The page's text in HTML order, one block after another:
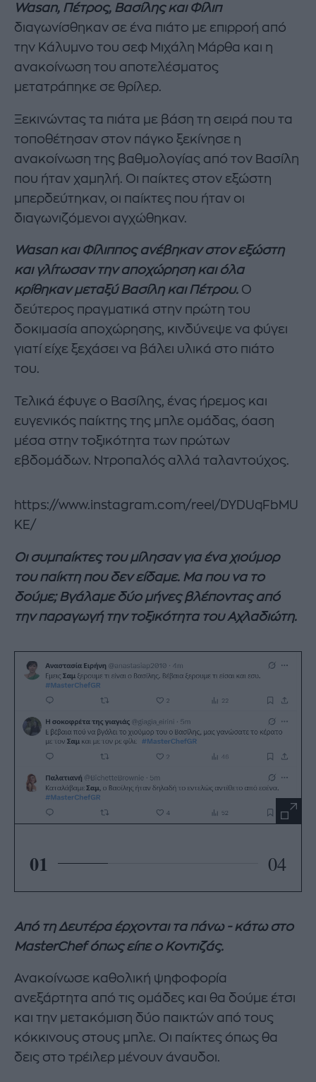
Wasan, Πέτρος, Βασίλης και Φίλιπ
διαγωνίσθηκαν σε ένα πιάτο με επιρροή από
την Κάλυμνο του σεφ Μιχάλη Μάρθα και η
ανακοίνωση του αποτελέσματος
μετατράπηκε σε θρίλερ.
Ξεκινώντας τα πιάτα με βάση τη σειρά που τα
τοποθέτησαν στον πάγκο ξεκίνησε η
ανακοίνωση της βαθμολογίας από τον Βασίλη
που ήταν χαμηλή. Οι παίκτες στον εξώστη
μπερδεύτηκαν, οι παίκτες που ήταν οι
διαγωνιζόμενοι αγχώθηκαν.
Wasan και Φίλιππος ανέβηκαν στον εξώστη
και γλίτωσαν την αποχώρηση και όλα
κρίθηκαν μεταξύ Βασίλη και Πέτρου. Ο
δεύτερος πραγματικά στην πρώτη του
δοκιμασία αποχώρησης, κινδύνεψε να φύγει
γιατί είχε ξεχάσει να βάλει υλικά στο πιάτο
του.
Τελικά έφυγε ο Βασίλης, ένας ήρεμος και
ευγενικός παίκτης της μπλε ομάδας, όαση
μέσα στην τοξικότητα των πρώτων
εβδομάδων. Ντροπαλός αλλά ταλαντούχος.
https://www.instagram.com/reel/DYDUqFbMU
KE/
Οι συμπαίκτες του μίλησαν για ένα χιούμορ
του παίκτη που δεν είδαμε. Μα που να το
δούμε; Βγάλαμε δύο μήνες βλέποντας από
την παραγωγή την τοξικότητα του Αχλαδιώτη.
01 04
Από τη Δευτέρα έρχονται τα πάνω - κάτω στο
MasterChef όπως είπε ο Κοντιζάς.
Ανακοίνωσε καθολική ψηφοφορία
ανεξάρτητα από τις ομάδες και θα δούμε έτσι
και την μετακόμιση δύο παικτών από τους
κόκκινους στους μπλε. Οι παίκτες όπως θα
δεις στο τρέιλερ μένουν άναυδοι.